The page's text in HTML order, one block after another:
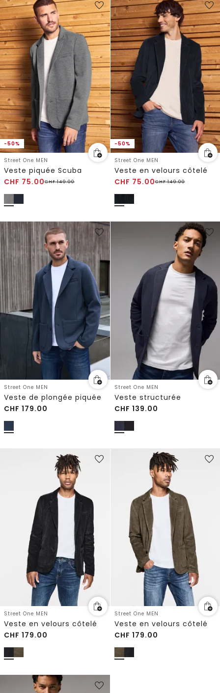
-50%
Street One MEN
Veste piquée Scuba
CHF 75.00CHF149.00
-50%
Street One MEN
Veste en velours côtelé
CHF 75.00CHF149.00
Street One MEN
Veste de plongée piquée
CHF 179.00
Street One MEN
Veste structurée
CHF 139.00
Street One MEN
Veste en velours côtelé
CHF 179.00
Street One MEN
Veste en velours côtelé
CHF 179.00